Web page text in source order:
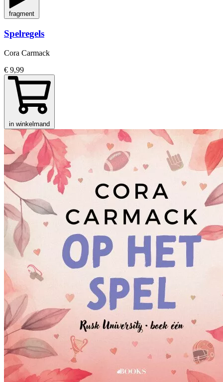
fragment
Spelregels
Cora Carmack
€ 9,99
in winkelmand